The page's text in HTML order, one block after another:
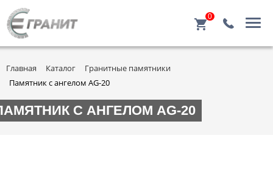
0
Главная Каталог
Гранитные памятники
Памятник с ангелом AG-20
С АНГЕЛОМ AG-20